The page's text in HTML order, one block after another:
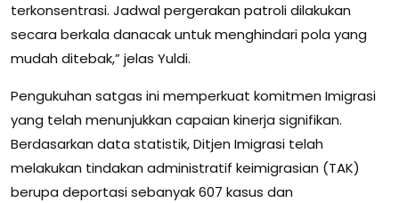
terkonsentrasi. Jadwal pergerakan patroli dilakukan
secara berkala danacak untuk menghindari pola yang
mudah ditebak,” jelas Yuldi.
Pengukuhan satgas ini memperkuat komitmen Imigrasi
yang telah menunjukkan capaian kinerja signifikan.
Berdasarkan data statistik, Ditjen Imigrasi telah
melakukan tindakan administratif keimigrasian (TAK)
berupa deportasi sebanyak 607 kasus dan